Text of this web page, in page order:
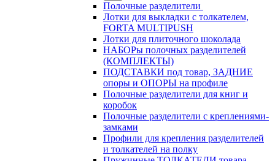
Полочные разделители
Лотки для выкладки с толкателем,
FORTA MULTIPUSH
Лотки для плиточного шоколада
НАБОРы полочных разделителей
(КОМПЛЕКТЫ)
ПОДСТАВКИ под товар, ЗАДНИЕ
опоры и ОПОРЫ на профиле
Полочные разделители для книг и
коробок
Полочные разделители с креплениями-
замками
Профили для крепления разделителей
и толкателей на полку